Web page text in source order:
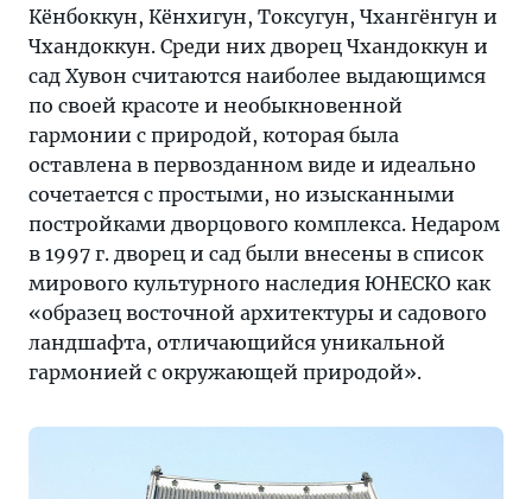
Кёнбоккун, Кёнхигун, Токсугун, Чхангёнгун и
Чхандоккун. Среди них дворец Чхандоккун и
cад Хувон считаются наиболее выдающимся
по своей красоте и необыкновенной
гармонии с природой, которая была
оставлена в первозданном виде и идеально
сочетается с простыми, но изысканными
постройками дворцового комплекса. Недаром
в 1997 г. дворец и сад были внесены в список
мирового культурного наследия ЮНЕСКО как
«образец восточной архитектуры и садового
ландшафта, отличающийся уникальной
гармонией с окружающей природой».